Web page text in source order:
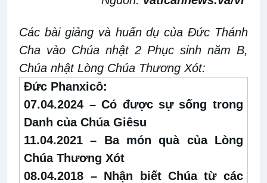
Các bài giảng và huấn dụ của Đức Thánh
Cha vào Chúa nhật 2 Phục sinh năm B,
Chúa nhật Lòng Chúa Thương Xót:
Đức Phanxicô:
07.04.2024 –Có được sự sống trong
Danh của Chúa Giêsu
11.04.2021 – Ba món quà của Lòng
Chúa Thương Xót
08.04.2018 – Nhận biết Chúa từ các